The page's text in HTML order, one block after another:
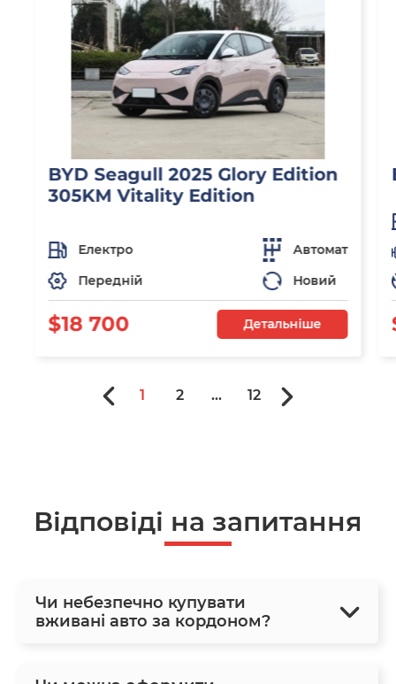
BYD Seagull 2025 Glory Edition
305KM Vitality Edition
Електро
Автомат
Передній
Новий
$18 700 Детальніше
1 2 ... 12
Відповіді на запитання
Чи небезпечно купувати
вживані авто за кордоном?